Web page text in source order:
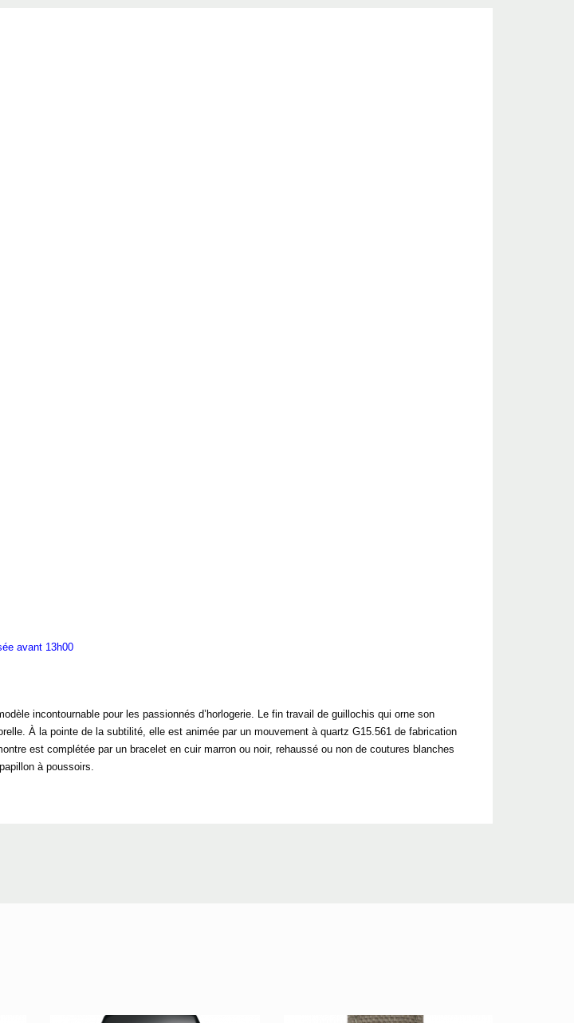
avant 13h00
incontournable pour les passionnés d’horlogerie. Le fin travail de guillochis qui orne son
À la pointe de la subtilité, elle est animée par un mouvement à quartz G15.561 de fabrication
est complétée par un bracelet en cuir marron ou noir, rehaussé ou non de coutures blanches
à poussoirs.